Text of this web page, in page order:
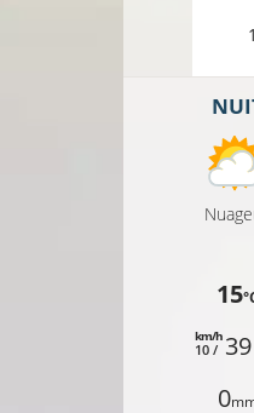
15
10 /
km/h 39
0